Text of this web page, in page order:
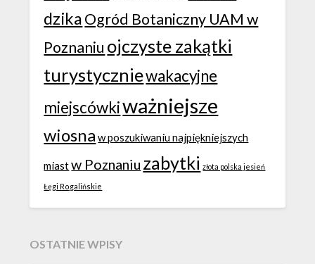
dzikaOgród Botaniczny UAM w
Poznaniu ojczyste zakątki
turystyczniewakacyjne
miejscówkiważniejsze
wiosna w poszukiwaniu najpiękniejszych
miastw Poznaniu zabytki złota polska jesień
Łęgi Rogalińskie
OSTATNIE WPISY